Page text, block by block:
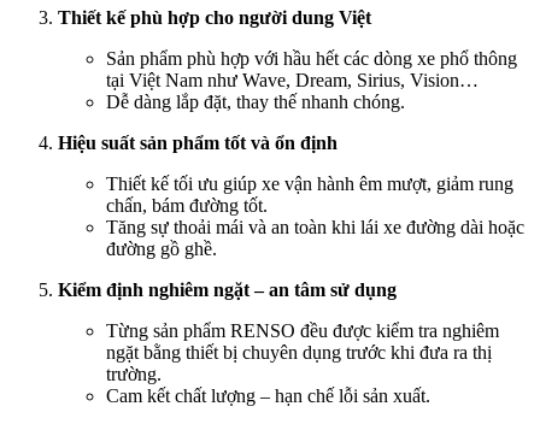
Thiết kế phù hợp cho người dung Việt
Sản phẩm phù hợp với hầu hết các dòng xe phổ thông
tại Việt Nam như Wave, Dream, Sirius, Vision…
Dễ dàng lắp đặt, thay thế nhanh chóng.
Hiệu suất sản phẩm tốt và ổn định
Thiết kế tối ưu giúp xe vận hành êm mượt, giảm rung
chấn, bám đường tốt.
Tăng sự thoải mái và an toàn khi lái xe đường dài hoặc
đường gồ ghề.
Kiểm định nghiêm ngặt – an tâm sử dụng
Từng sản phẩm RENSO đều được kiểm tra nghiêm
ngặt bằng thiết bị chuyên dụng trước khi đưa ra thị
trường.
Cam kết chất lượng – hạn chế lỗi sản xuất.